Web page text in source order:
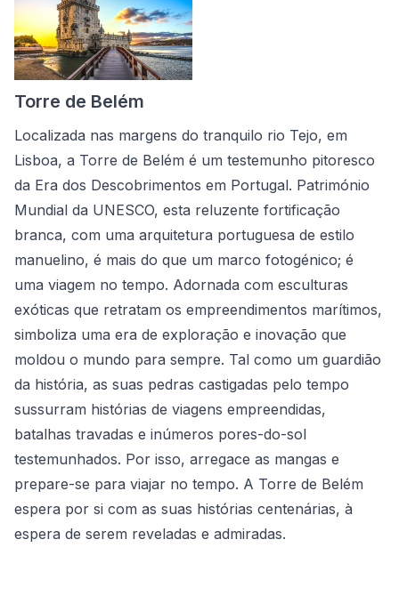
Torre de Belém
Localizada nas margens do tranquilo rio Tejo, em
Lisboa, a Torre de Belém é um testemunho pitoresco
da Era dos Descobrimentos em Portugal. Património
Mundial da UNESCO, esta reluzente fortificação
branca, com uma arquitetura portuguesa de estilo
manuelino, é mais do que um marco fotogénico; é
uma viagem no tempo. Adornada com esculturas
exóticas que retratam os empreendimentos marítimos,
simboliza uma era de exploração e inovação que
moldou o mundo para sempre. Tal como um guardião
da história, as suas pedras castigadas pelo tempo
sussurram histórias de viagens empreendidas,
batalhas travadas e inúmeros pores-do-sol
testemunhados. Por isso, arregace as mangas e
prepare-se para viajar no tempo. A Torre de Belém
espera por si com as suas histórias centenárias, à
espera de serem reveladas e admiradas.